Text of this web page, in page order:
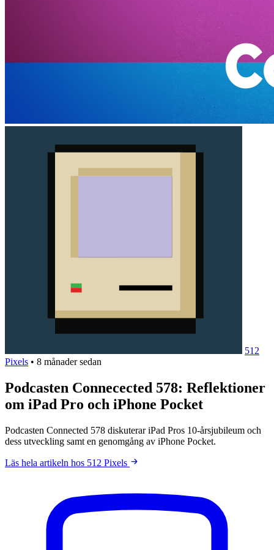
512
Pixels • 8 månader sedan
Podcasten Connecected 578: Reflektioner
om iPad Pro och iPhone Pocket
Podcasten Connected 578 diskuterar iPad Pros 10-årsjubileum och
dess utveckling samt en genomgång av iPhone Pocket.
Läs hela artikeln hos 512 Pixels